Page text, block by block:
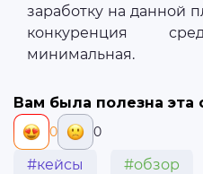
заработку на данной
конкуренция
минимальная.
Вам была полезна эта
0 0
#кейсы #обзор